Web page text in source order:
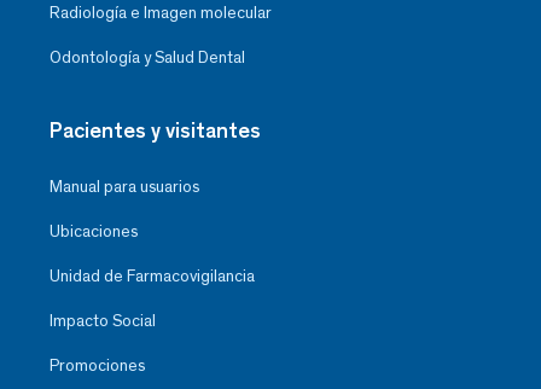
Radiología e Imagen molecular
Odontología y Salud Dental
Pacientes y visitantes
Manual para usuarios
Ubicaciones
Unidad de Farmacovigilancia
Impacto Social
Promociones